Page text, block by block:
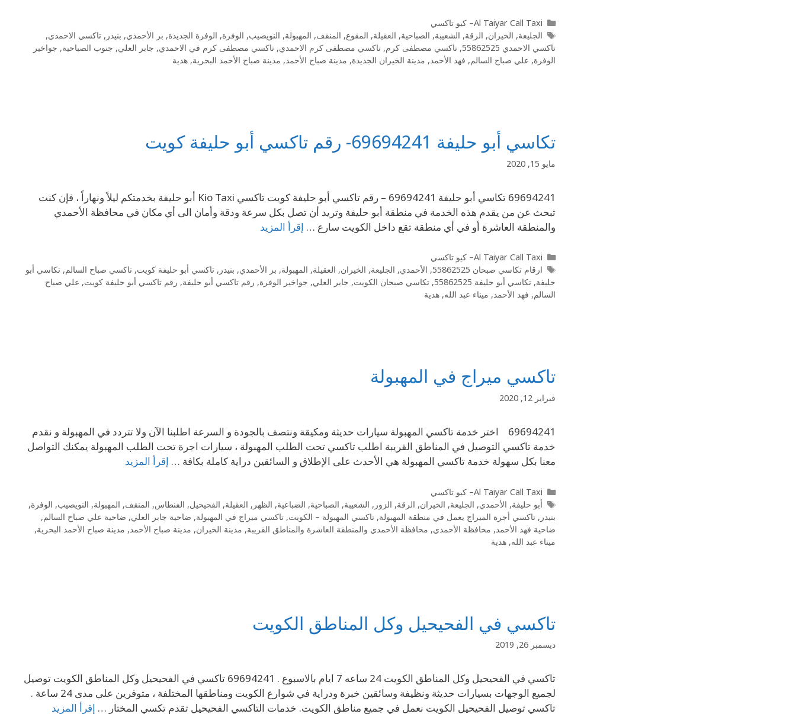
Al Taiyar Call Taxi– كيو تاكسي
الجليعة, الخيران, الرقة, الشعيبة, الصباحية, العقيلة, المقوع, المنقف, المهبولة, النويصيب, الوفرة, الوفرة الجديدة, بر الأحمدي, بنيدر , تاكسي الاحمدي,
تاكسي الاحمدي 55862525
, تاكسي مصطفى كرم, تاكسي مصطفى كرم الاحمدي, تاكسي مصطفى كرم في الاحمدي, جابر العلي, جنوب الصباحية, جواخير
الوفرة, علي صباح السالم, فهد الأحمد, مدينة الخيران الجديدة, مدينة صباح الأحمد, مدينة صباح الأحمد البحرية, هدية
تكاسي أبو حليفة 69694241- رقم تاكسي أبو حليفة كويت
مايو 15, 2020
69694241 تكاسي أبو حليفة 69694241 – رقم تاكسي أبو حليفة كويت تاكسي Kio Taxi أبو حليفة بخدمتكم ليلاً ونهاراً ، فإن كنت
تبحث عن من يقدم هذه الخدمة في منطقة أبو حليفة وتريد أن تصل بكل سرعة ودقة وأمان الى أي مكان في محافظة الأحمدي
والمنطقة العاشرة أو في أي منطقة تقع داخل الكويت سارع … إقرأ المزيد
Al Taiyar Call Taxi– كيو تاكسي
ارقام تكاسي صبحان 55862525
, الأحمدي, الجليعة, الخيران, العقيلة, المهبولة, بر الأحمدي, بنيدر , تاكسي أبو حليفة كويت, تاكسي صباح السالم, تكاسي أبو
حليفة, تكاسي أبو حليفة 55862525 , تكاسي صبحان الكويت, جابر العلي, جواخير الوفرة, رقم تاكسي أبو حليفة, رقم تاكسي أبو حليفة كويت, علي صباح
السالم, فهد الأحمد, ميناء عبد الله, هدية
تاكسي ميراج في المهبولة
فبراير 12, 2020
69694241 اختر خدمة تاكسي المهبولة سيارات حديثة ومكيقة ونتصف بالجودة و السرعة اطلبنا الآن ولا تتردد في المهبولة و نقدم
خدمة تاكسي التوصيل في المناطق القريبة اطلب تاكسي تحت الطلب المهبولة ، سيارات اجرة تحت الطلب المهبولة يمكنك التواصل
معنا بكل سهولة خدمة تاكسي المهبولة هي الأحدث على الإطلاق و السائقين دراية كاملة بكافة … إقرأ المزيد
Al Taiyar Call Taxi– كيو تاكسي
أبو حليفة, الأحمدي, الجليعة, الخيران, الرقة, الزور , الشعيبة, الصباحية, الضباعية, الظهر , العقيلة, الفحيحيل, الفنطاس, المنقف, المهبولة, النويصيب, الوفرة,
بنيدر , تاكسي أجرة الميراج يعمل في منطقة المهبولة, تاكسي المهبولة – الكويت, تاكسي ميراج في المهبولة, ضاحية جابر العلي, ضاحية علي صباح السالم,
ضاحية فهد الأحمد, محافظة الأحمدي, محافظة الأحمدي والمنطقة العاشرة والمناطق القريبة, مدينة الخيران, مدينة صباح الأحمد, مدينة صباح الأحمد البحرية,
ميناء عبد الله, هدية
تاكسي في الفحيحيل وكل المناطق الكويت
ديسمبر 26, 2019
تاكسي في الفحيحيل وكل المناطق الكويت 24 ساعه 7 ايام بالاسبوع . 69694241 تاكسي في الفحيحيل وكل المناطق الكويت توصيل
لجميع الوجهات بسيارات حديثة ونظيفة وسائقين خبرة ودراية في شوارع الكويت ومناطقها المختلفة ، متوفرين على مدى 24 ساعة .
تاكسي توصيل الفحيحيل الكويت نعمل في جميع مناطق الكويت. خدمات التاكسي الفحيحيل تقدم تكسي المختار … إقرأ المزيد